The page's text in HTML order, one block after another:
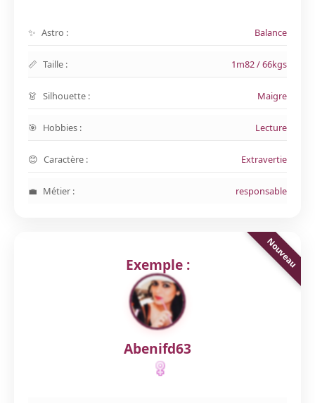
Astro : Balance
Taille : 1m82 / 66kgs
Silhouette : Maigre
Hobbies : Lecture
Caractère : Extravertie
Métier : responsable
Exemple :
Abenifd63